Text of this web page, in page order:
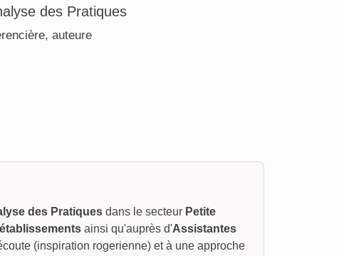
des Pratiques
auteure
des Pratiques dans le secteur Petite
ainsi qu'auprès d'Assistantes
(inspiration rogerienne) et à une approche